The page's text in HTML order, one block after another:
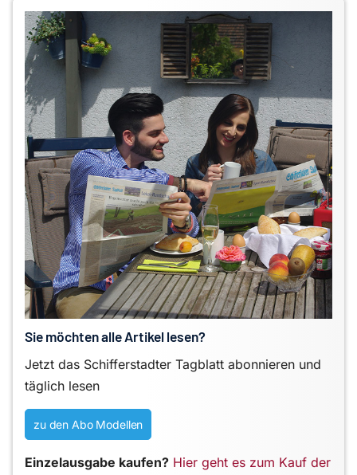
Sie möchten alle Artikel lesen?
Jetzt das Schifferstadter Tagblatt abonnieren und
täglich lesen
zu den Abo Modellen
Einzelausgabe kaufen? Hier geht es zum Kauf der